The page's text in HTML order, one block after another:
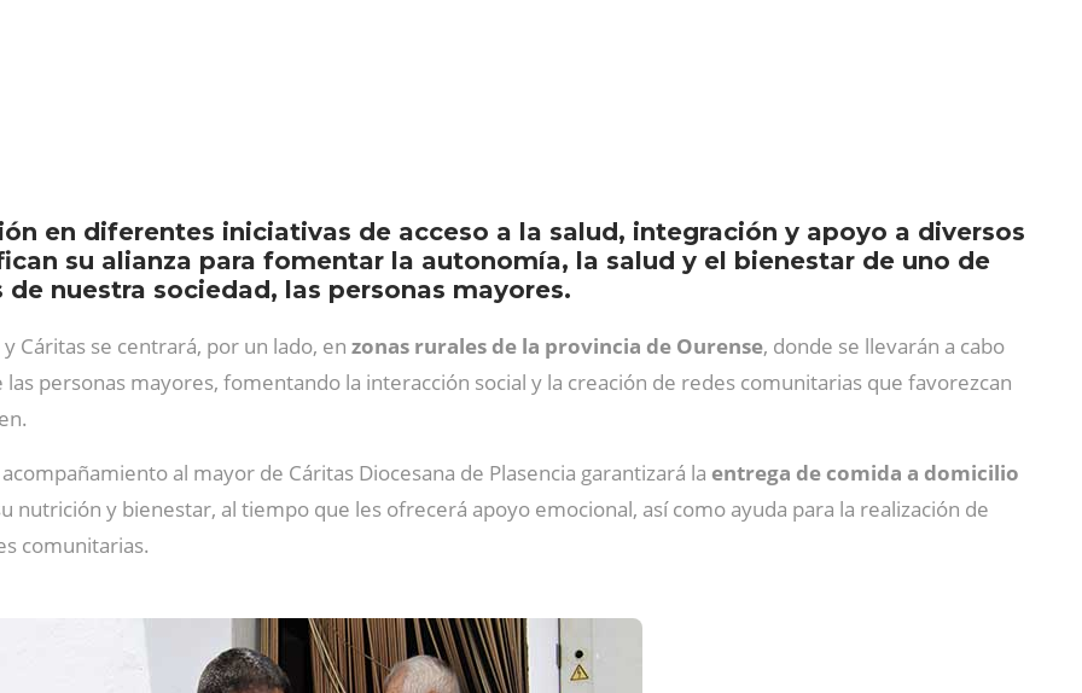
en diferentes iniciativas de acceso a la salud, integración y apoyo a diversos
su alianza para fomentar la autonomía, la salud y el bienestar de uno de
nuestra sociedad, las personas mayores.
Cáritas se centrará, por un lado, en zonas rurales de la provincia de Ourense, donde se llevarán a cabo
personas mayores, fomentando la interacción social y la creación de redes comunitarias que favorezcan
al mayor de Cáritas Diocesana de Plasencia garantizará la entrega de comida a domicilio
nutrición y bienestar, al tiempo que les ofrecerá apoyo emocional, así como ayuda para la realización de
comunitarias.